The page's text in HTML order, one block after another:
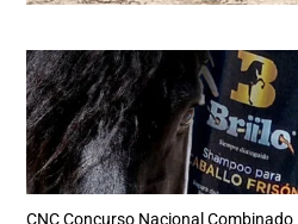
CNC Concurso Nacional Combinado